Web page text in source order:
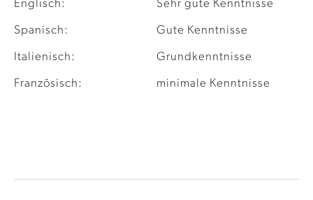
Englisch: Sehr gute Kenntnisse
Spanisch: Gute Kenntnisse
Italienisch: Grundkenntnisse
Französisch: minimale Kenntnisse